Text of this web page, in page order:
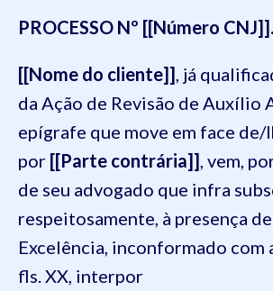
PROCESSO Nº [[Número CNJ]].
[[Nome do cliente]] , já
da Ação de Revisão de Auxílio
epígrafe que move em face de/
por [[Parte contrária]] , vem,
de seu advogado que infra
respeitosamente, à presença
Excelência, inconformado com
fls. XX, interpor